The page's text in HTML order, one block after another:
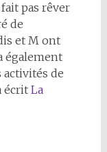
pas rêver
de
et M ont
également
de
écrit La